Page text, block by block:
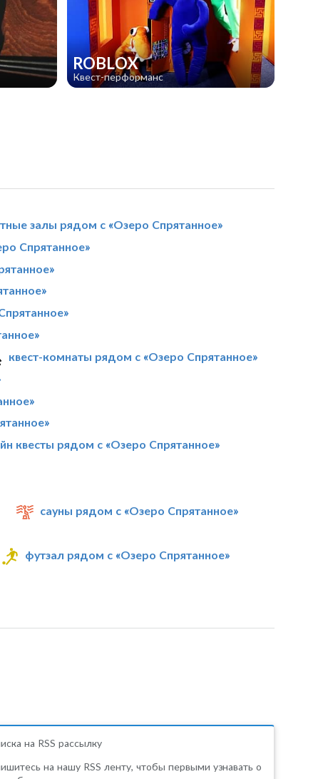
ROBLOX
Квест-перформанс
залы рядом с «Озеро Спрятанное»
Спрятанное»
квест-комнаты рядом с «Озеро Спрятанное»
квесты рядом с «Озеро Спрятанное»
сауны рядом с «Озеро Спрятанное»
футзал рядом с «Озеро Спрятанное»
на RSS рассылку
на нашу RSS ленту, чтобы первыми узнавать о